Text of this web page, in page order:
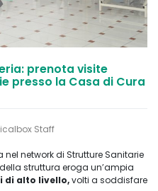
prenota visite
presso la Casa di Cura
Staff
nel network di Strutture Sanitarie
struttura eroga un’ampia
di alto livello,volti a soddisfare